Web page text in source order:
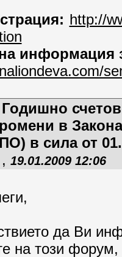
http://
информация
в
в сила от
19.01.2009 12:06
да Ви
на този